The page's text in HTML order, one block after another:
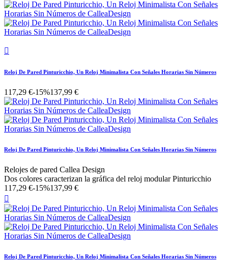

Reloj De Pared Pinturicchio, Un Reloj Minimalista Con Señales Horarias Sin Números
117,29 €-15%137,99 €
Reloj De Pared Pinturicchio, Un Reloj Minimalista Con Señales Horarias Sin Números
Relojes de pared Callea Design
Dos colores caracterizan la gráfica del reloj modular Pinturicchio
117,29 €-15%137,99 €

Reloj De Pared Pinturicchio, Un Reloj Minimalista Con Señales Horarias Sin Números